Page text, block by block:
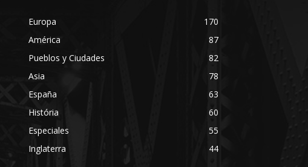
Europa
170
América
87
Pueblos y Ciudades
82
Asia
78
España
63
História
60
Especiales
55
Inglaterra
44